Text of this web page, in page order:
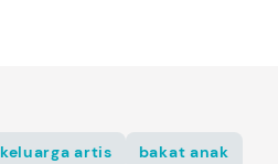
keluarga artis
bakat anak